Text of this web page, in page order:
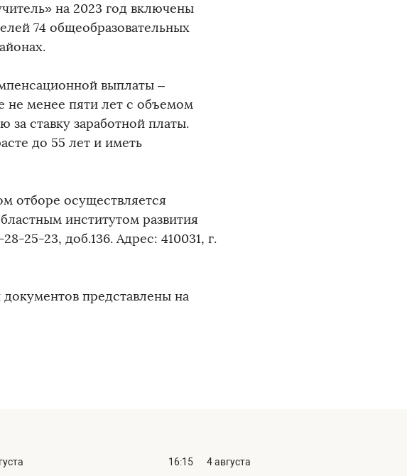
на 2023 год включены
74 общеобразовательных
выплаты –
не менее пяти лет с объемом
за ставку заработной платы.
до 55 лет и иметь
отборе осуществляется
институтом развития
25-23, доб.136. Адрес: 410031, г.
представлены на
16:15
4 августа